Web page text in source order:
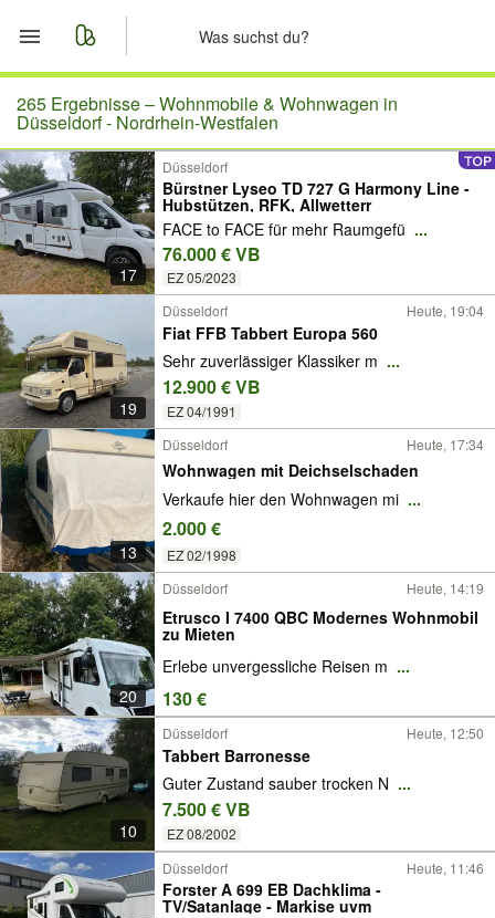
Start
Merkliste
Nachrichten
Anzeige aufgeben
265 Ergebnisse –Wohnmobile & Wohnwagen in
Düsseldorf - Nordrhein-Westfalen
17
Düsseldorf
Bürstner Lyseo TD 727 G Harmony Line -
Hubstützen, RFK, Allwetterr
FACE to FACE für mehr Raumgefü ...
76.000 € VB
EZ 05/2023
19
Düsseldorf Heute, 19:04
Fiat FFB Tabbert Europa 560
Sehr zuverlässiger Klassiker m ...
12.900 € VB
EZ 04/1991
13
Düsseldorf Heute, 17:34
Wohnwagen mit Deichselschaden
Verkaufe hier den Wohnwagen mi ...
2.000 €
EZ 02/1998
20
Düsseldorf Heute, 14:19
Etrusco I 7400 QBC Modernes Wohnmobil
zu Mieten
Erlebe unvergessliche Reisen m ...
130 €
10
Düsseldorf Heute, 12:50
Tabbert Barronesse
Guter Zustand sauber trocken N ...
7.500 € VB
EZ 08/2002
Düsseldorf Heute, 11:46
Forster A 699 EB Dachklima -
TV/Satanlage - Markise uvm